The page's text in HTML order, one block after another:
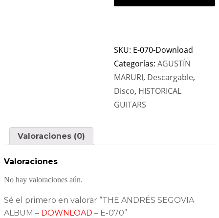
SKU: E-070-Download
Categorías: AGUSTÍN
MARURI, Descargable,
Disco, HISTORICAL
GUITARS
Valoraciones (0)
Valoraciones
No hay valoraciones aún.
Sé el primero en valorar “THE ANDRÉS SEGOVIA
ALBUM – DOWNLOAD – E-070”